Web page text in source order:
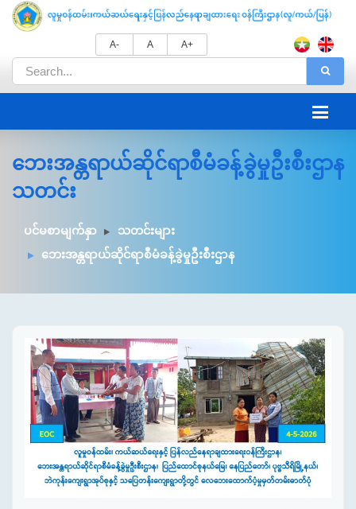
A- A A+
ဘေးအန္တရာယ်ဆိုင်ရာစီမံခန့်ခွဲမှုဦးစီးဌာန
သတင်း
ပင်မစာမျက်နှာ
သတင်းများ
ဘေးအန္တရာယ်ဆိုင်ရာစီမံခန့်ခွဲမှုဦးစီးဌာန